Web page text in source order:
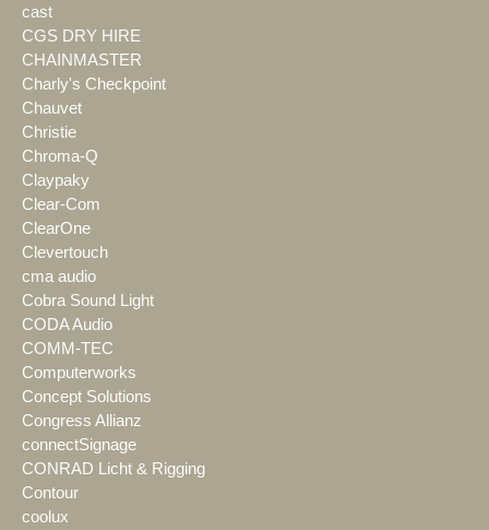
cast
CGS DRY HIRE
CHAINMASTER
Charly's Checkpoint
Chauvet
Christie
Chroma-Q
Claypaky
Clear-Com
ClearOne
Clevertouch
cma audio
Cobra Sound Light
CODA Audio
COMM-TEC
Computerworks
Concept Solutions
Congress Allianz
connectSignage
CONRAD Licht & Rigging
Contour
coolux